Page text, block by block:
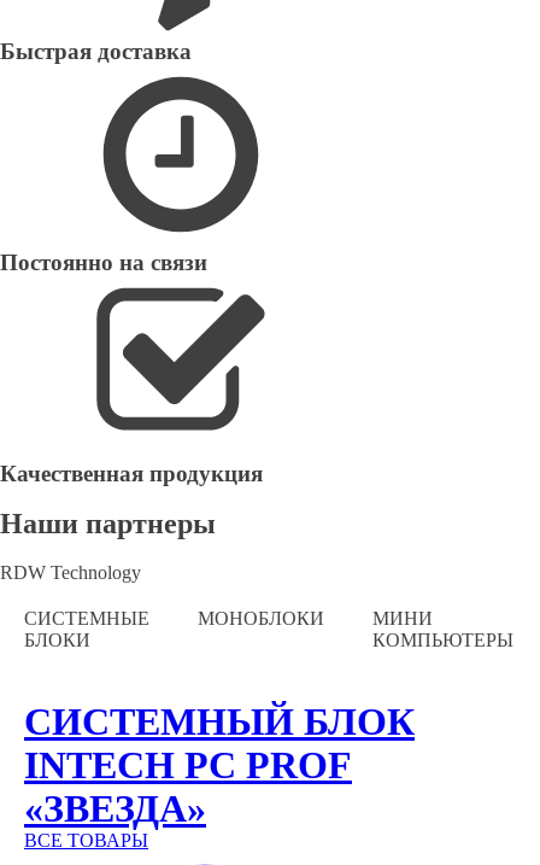
Быстрая доставка
Постоянно на связи
Качественная продукция
Наши партнеры
RDW Technology
СИСТЕМНЫЕ
БЛОКИ
МОНОБЛОКИ
МИНИ
КОМПЬЮТЕРЫ
СИСТЕМНЫЙ БЛОК
INTECH PC PROF
«ЗВЕЗДА»
ВСЕ ТОВАРЫ